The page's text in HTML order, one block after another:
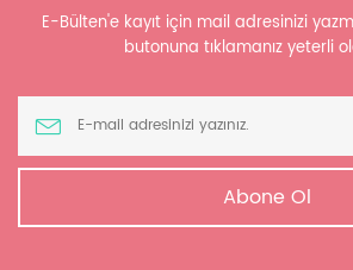
E-Bülten'e kayıt için mail adresinizi
butonuna tıklamanız yeterli
Abone Ol